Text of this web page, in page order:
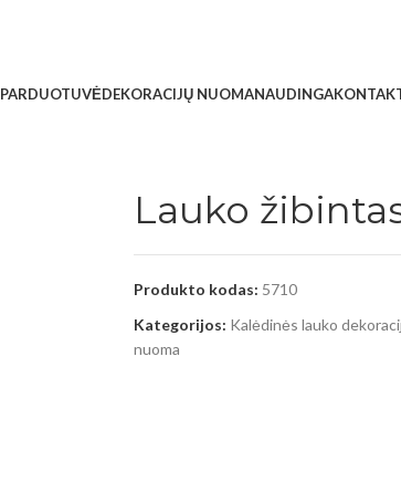
PARDUOTUVĖDEKORACIJŲ NUOMANAUDINGA
Lauko
Produkto kodas: 5710
Kategorijos: Kalėdinės lauko
nuoma